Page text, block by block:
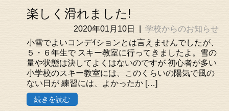
楽しく滑れました!
2020年01月10日
学校からのお知らせ
小雪でよいコンデｲションとは言えませんでしたが、
５・６年生で スキー教室に行ってきましたよ。雪の
量や状態は決してよくはないのですが 初心者が多い
小学校のスキー教室には、このくらいの陽気で風の
ない日が 練習には、よかったか […]
続きを読む